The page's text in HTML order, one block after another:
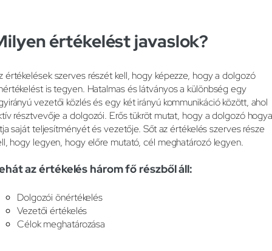
értékelést javaslok?
értékelések szerves részét kell, hogy képezze, hogy a dolgozó
is tegyen. Hatalmas és látványos a különbség egy
vezetői közlés és egy két irányú kommunikáció között, ahol
résztvevője a dolgozói. Erős tükröt mutat, hogy a dolgozó
saját teljesítményét és vezetője. Sőt az értékelés szerves része
hogy legyen, hogy előre mutató, cél meghatározó legyen.
az értékelés három fő részből áll:
Dolgozói önértékelés
Vezetői értékelés
Célok meghatározása